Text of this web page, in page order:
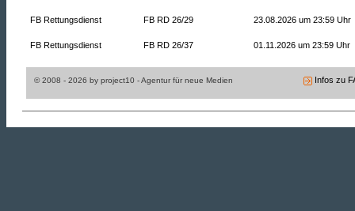
FB Rettungsdienst FB RD 26/29 23.08.2026 um 23:59 Uhr
FB Rettungsdienst FB RD 26/37 01.11.2026 um 23:59 Uhr
© 2008 - 2026 by project10 - Agentur für neue Medien Infos zu